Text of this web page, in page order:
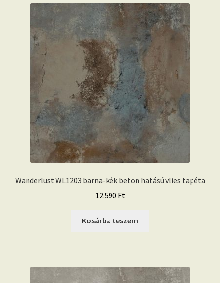
Wanderlust WL1203 barna-kék beton hatású vlies tapéta
12.590 Ft
Kosárba teszem